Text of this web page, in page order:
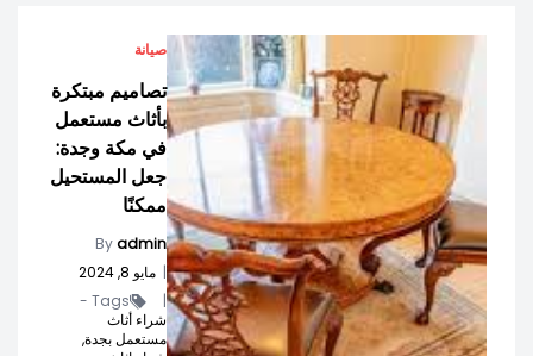
صيانة
تصاميم مبتكرة
بأثاث مستعمل
في مكة وجدة:
جعل المستحيل
ممكنًا
Byadmin
| مايو 8, 2024
|
Tags -
شراء أثاث
مستعمل بجدة,